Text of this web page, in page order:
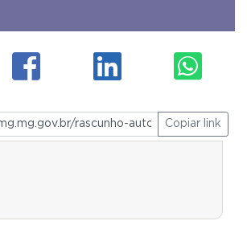
Copiar link